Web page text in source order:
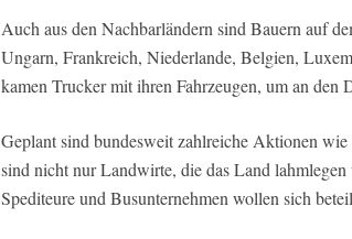
Auch aus den Nachbarländern sind Bauern auf
Ungarn, Frankreich, Niederlande, Belgien,
kamen Trucker mit ihren Fahrzeugen, um an den
Geplant sind bundesweit zahlreiche Aktionen
sind nicht nur Landwirte, die das Land
Spediteure und Busunternehmen wollen sich